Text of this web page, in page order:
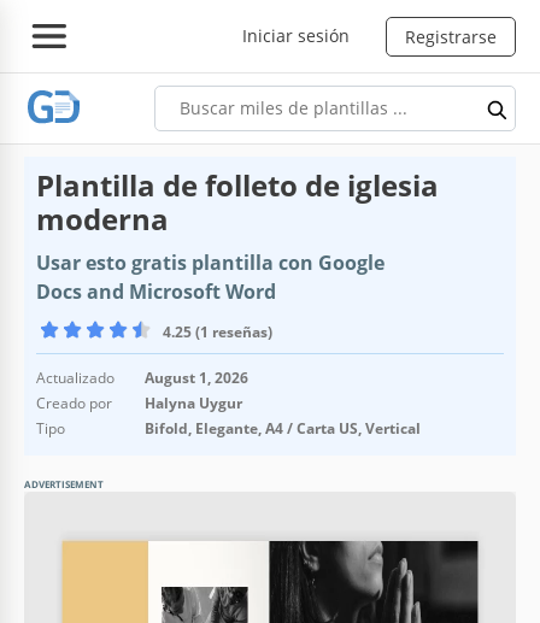
Iniciar sesión Registrarse
Plantilla de folleto de iglesia
moderna
Usar esto gratis plantilla con Google
Docs and Microsoft Word
4.25 (1 reseñas)
Actualizado
August 1, 2026
Creado por
Halyna Uygur
Tipo
Bifold, Elegante, A4 / Carta US, Vertical
ADVERTISEMENT